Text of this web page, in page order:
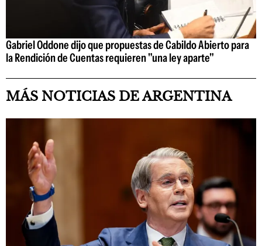
Gabriel Oddone dijo que propuestas de Cabildo Abierto para
la Rendición de Cuentas requieren "una ley aparte"
MÁS NOTICIAS DE ARGENTINA